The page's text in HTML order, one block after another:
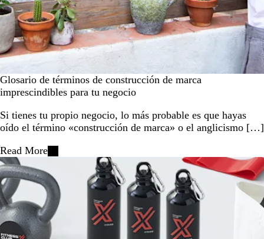
Glosario de términos de construcción de marca
imprescindibles para tu negocio
Si tienes tu propio negocio, lo más probable es que hayas
oído el término «construcción de marca» o el anglicismo […]
Read More